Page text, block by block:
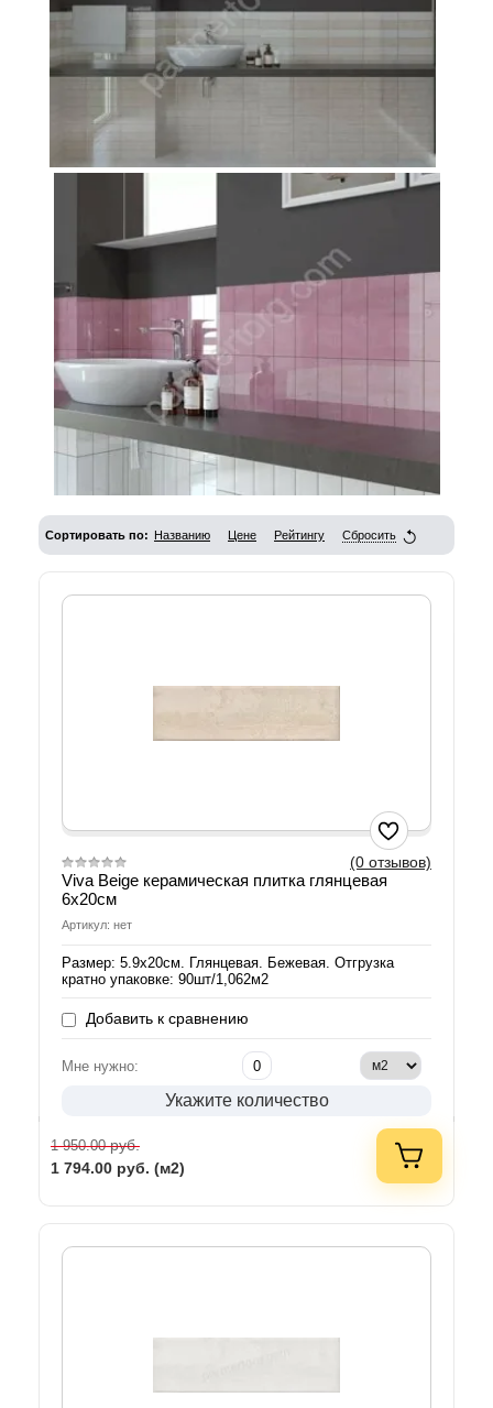
Сортировать по: Названию Цене Рейтингу Сбросить
(0 отзывов)
Viva Beige керамическая плитка глянцевая
6х20см
Артикул: нет
Размер: 5.9х20см. Глянцевая. Бежевая. Отгрузка
кратно упаковке: 90шт/1,062м2
Добавить к сравнению
Мне нужно:
Укажите количество
1 950.00руб.
1 794.00 руб. (м2)